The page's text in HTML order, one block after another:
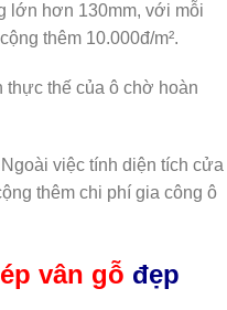
lớn hơn 130mm, với mỗi
thêm 10.000đ/m².
thực thế của ô chờ hoàn
việc tính diện tích cửa
thêm chi phí gia công ô
vân gỗ đẹp